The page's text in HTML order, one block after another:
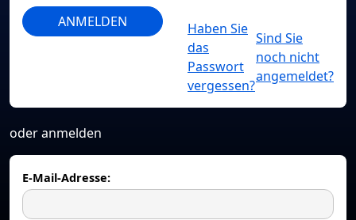
ANMELDEN
Haben Sie
das
Passwort
vergessen?
Sind Sie
noch nicht
angemeldet?
oder anmelden
E-Mail-Adresse: